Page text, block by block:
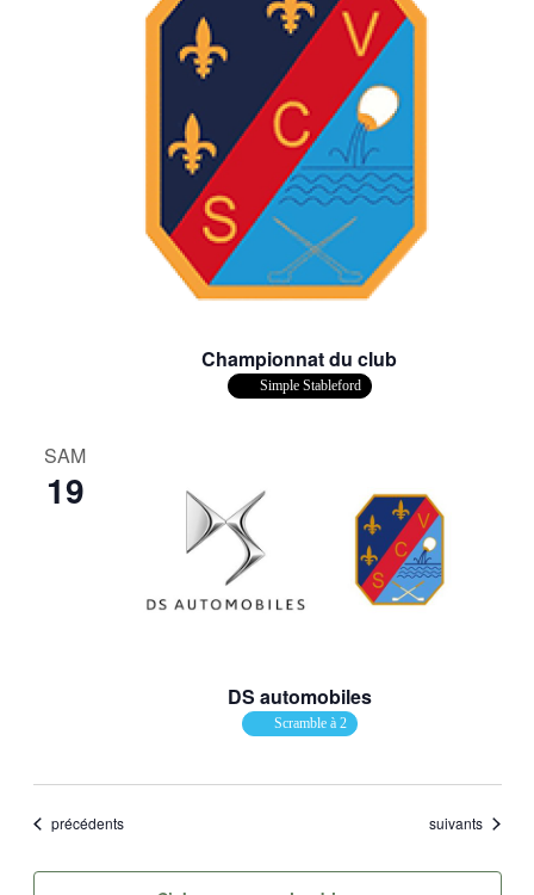
Championnat du club
Simple Stableford
SAM
19
DS automobiles
Scramble à 2
Évènements
précédents Évènements
suivants